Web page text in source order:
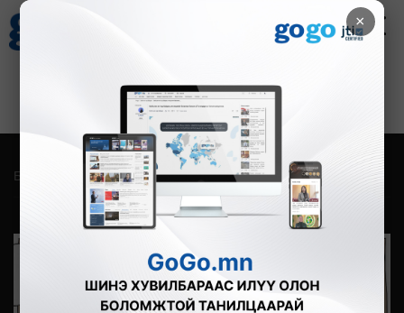
×
Зурхай
8.10
Бүгд Фото Видео Зурган өгүүлэмж